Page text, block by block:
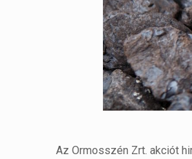
Az Ormosszén Zrt. akciót